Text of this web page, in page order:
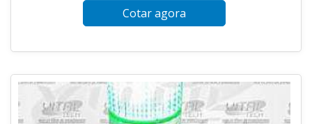
Cotar agora